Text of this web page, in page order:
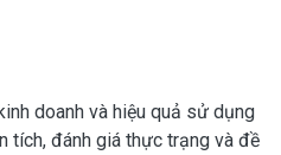
doanh và hiệu quả sử dụng
tích, đánh giá thực trạng và đề